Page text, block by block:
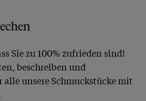
Sie zu 100% zufrieden sind!
beschreiben und
unsere Schmuckstücke mit